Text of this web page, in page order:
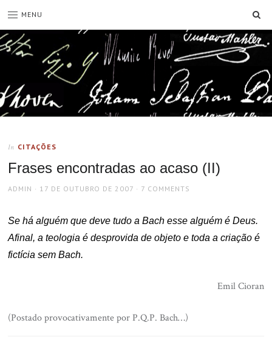
MENU
In CITAÇÕES
Frases encontradas ao acaso (II)
AUTHOR
ADMIN
POSTED
17 DE OUTUBRO DE 2007 7 COMMENTS
Se há alguém que deve tudo a Bach esse alguém é Deus.
Afinal, a teologia é desprovida de objeto e toda a criação é
fictícia sem Bach.
Emil Cioran
(Postado provocativamente por P.Q.P. Bach…)